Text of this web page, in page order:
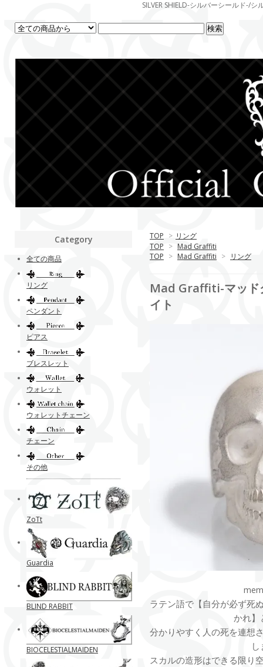
SILVER SHIELD-シルバーシールド-/
TOP > リング
TOP > Mad Graffiti
TOP > Mad Graffiti > リング
Mad Graffiti-マッド
イト
ラテン語で【自分が必ず死
かれ】
分かりやすく人の死を連想
スカルの造形はできる限り
Category
全ての商品
リング
ペンダント
ピアス
ブレスレット
ウォレット
ウォレットチェーン
チェーン
その他
ZoTt
Guardia
BLIND RABBIT
BIOCELESTIALMAIDEN